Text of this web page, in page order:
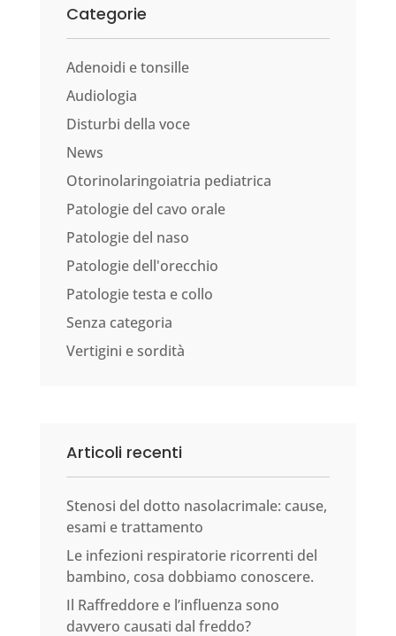
Categorie
Adenoidi e tonsille
Audiologia
Disturbi della voce
News
Otorinolaringoiatria pediatrica
Patologie del cavo orale
Patologie del naso
Patologie dell'orecchio
Patologie testa e collo
Senza categoria
Vertigini e sordità
Articoli recenti
Stenosi del dotto nasolacrimale: cause,
esami e trattamento
Le infezioni respiratorie ricorrenti del
bambino, cosa dobbiamo conoscere.
Il Raffreddore e l’influenza sono
davvero causati dal freddo?